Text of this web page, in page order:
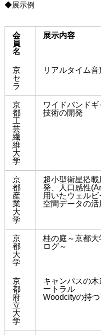
◆展示例
会
員
名
展示内容
京
セ
ラ
リアルタイム
京
都
工
芸
繊
維
大
学
ワイドバンド
技術の開発
京
都
産
業
大
学
超小型衛星搭
発、人口感性(
用いたウェル
空間データの活
京
都
大
学
桂の庭～京都
ログ～
京
都
府
立
大
学
キャンパスの
ートラル
Woodcityの持